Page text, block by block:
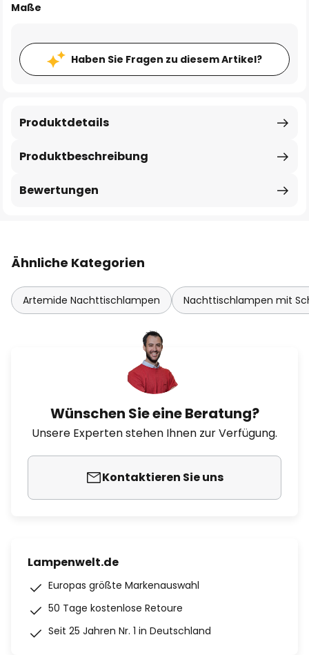
Maße
Haben Sie Fragen zu diesem Artikel?
Produktbeschreibung
Produktdetails
Bewertungen
Ähnliche Kategorien
Artemide Nachttischlampen Nachttischlampen mit
Wünschen Sie eine Beratung?
Unsere Experten stehen Ihnen zur Verfügung.
Kontaktieren Sie uns
Lampenwelt.de
Europas größte Markenauswahl
50 Tage kostenlose Retoure
Seit 25 Jahren Nr. 1 in Deutschland